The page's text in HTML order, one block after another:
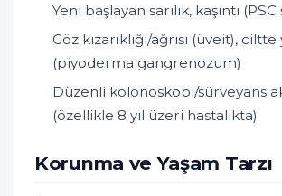
Yeni başlayan sarılık, kaşıntı
Göz kızarıklığı/ağrısı (üveit), ciltte
(piyoderma gangrenozum)
Düzenli kolonoskopi/sürveyans
(özellikle 8 yıl üzeri hastalıkta)
Korunma ve Yaşam Tarzı